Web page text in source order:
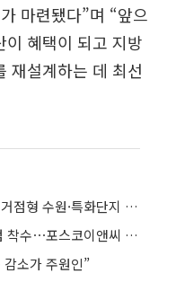
마련됐다”며 “앞으
이 혜택이 되고 지방
재설계하는 데 최선
국토부, 스마트도시 사업지 선정…거점형 수원·특화단지 부산·성남
국토부, 신안산선 전 구간 특별점검 착수⋯포스코이앤씨 현장 집중 점검
소가 주원인”